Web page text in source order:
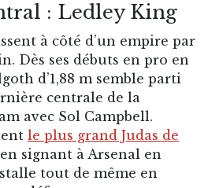
: Ledley King
à côté d’un empire par
Dès ses débuts en pro en
d’1,88 m semble parti
centrale de la
avec Sol Campbell.
le plus grand Judas de
en signant à Arsenal en
tout de même en